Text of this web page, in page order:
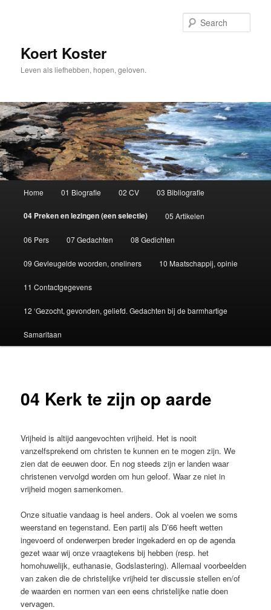
Koert Koster
Leven als liefhebben, hopen, geloven.
Skip
to
primary
Home 01 Biografie 02 CV 03 Bibliografie
04 Preken en lezingen (een selectie) 05 Artikelen
06 Pers 07 Gedachten 08 Gedichten
09 Gevleugelde woorden, oneliners 10 Maatschappij, opinie
11 Contactgegevens
12 ‘Gezocht, gevonden, geliefd. Gedachten bij de barmhartige
Samaritaan
04 Kerk te zijn op aarde
Vrijheid is altijd aangevochten vrijheid. Het is nooit
vanzelfsprekend om christen te kunnen en te mogen zijn. We
zien dat de eeuwen door. En nog steeds zijn er landen waar
christenen vervolgd worden om hun geloof. Waar ze niet in
vrijheid mogen samenkomen.
Onze situatie vandaag is heel anders. Ook al voelen we soms
weerstand en tegenstand. Een partij als D’66 heeft wetten
ingevoerd of onderwerpen breder ingekaderd en op de agenda
gezet waar wij onze vraagtekens bij hebben (resp. het
homohuwelijk, euthanasie, Godslastering). Allemaal voorbeelden
van zaken die de christelijke vrijheid ter discussie stellen en/of
de waarden en normen van een eens christelijke natie doen
vervagen.